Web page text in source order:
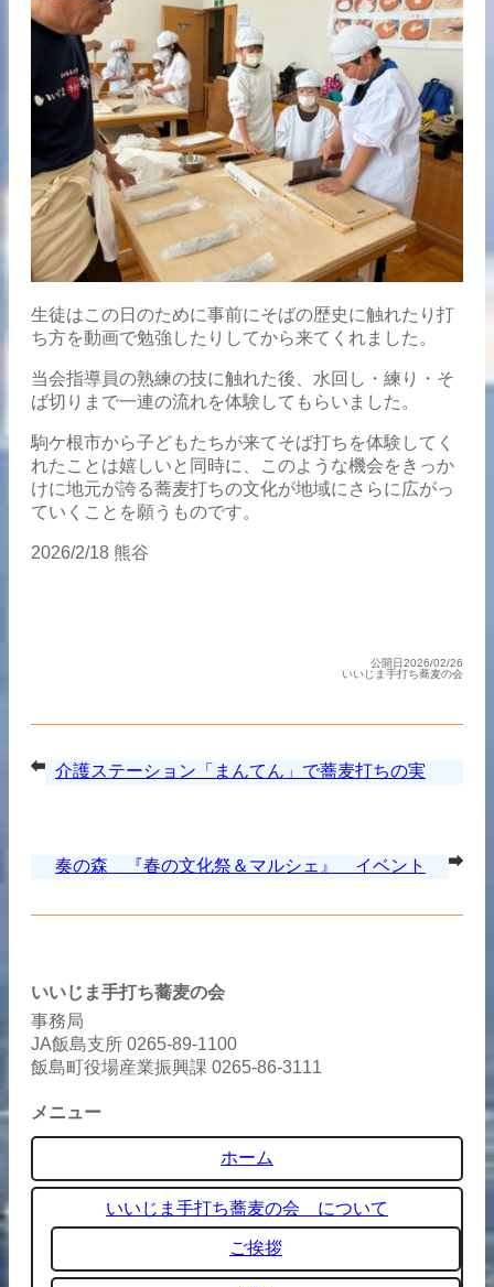
生徒はこの日のために事前にそばの歴史に触れたり打
ち方を動画で勉強したりしてから来てくれました。
当会指導員の熟練の技に触れた後、水回し・練り・そ
ば切りまで一連の流れを体験してもらいました。
駒ケ根市から子どもたちが来てそば打ちを体験してく
れたことは嬉しいと同時に、このような機会をきっか
けに地元が誇る蕎麦打ちの文化が地域にさらに広がっ
ていくことを願うものです。
2026/2/18 熊谷
公開日2026/02/26
いいじま手打ち蕎麦の会
介護ステーション「まんてん」で蕎麦打ちの実
奏の森 『春の文化祭＆マルシェ』 イベント
いいじま手打ち蕎麦の会
事務局
JA飯島支所 0265-89-1100
飯島町役場産業振興課 0265-86-3111
メニュー
ホーム
いいじま手打ち蕎麦の会 について
ご挨拶